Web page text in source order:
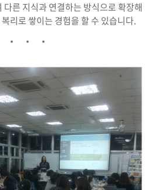
른 지식과 연결하는 방식으로 확장해
리로 쌓이는 경험을 할 수 있습니다.